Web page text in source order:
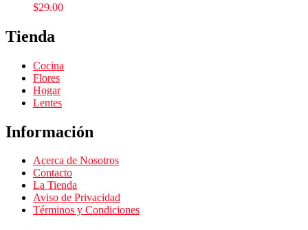
$29.00
Tienda
Cocina
Flores
Hogar
Lentes
Información
Acerca de Nosotros
Contacto
La Tienda
Aviso de Privacidad
Términos y Condiciones